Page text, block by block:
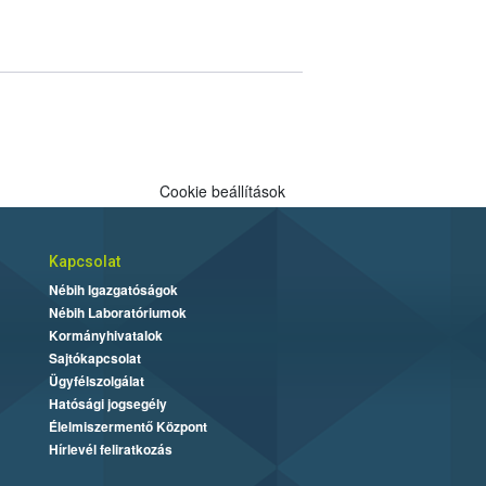
Cookie beállítások
Kapcsolat
Nébih Igazgatóságok
Nébih Laboratóriumok
Kormányhivatalok
Sajtókapcsolat
Ügyfélszolgálat
Hatósági jogsegély
Élelmiszermentő Központ
Hírlevél feliratkozás